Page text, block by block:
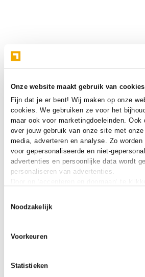
Onze website maakt gebruik van cookies
Fijn dat je er bent! Wij maken op onze
cookies. We gebruiken ze voor het
maar ook voor marketingdoeleinden. Ook
over jouw gebruik van onze site met
media, adverteren en analyse. Zo
voor gepersonaliseerde en niet-
advertenties en persoonlijke data wordt
personaliseren van advertenties.
verklaring.
Noodzakelijk
Voorkeuren
Statistieken